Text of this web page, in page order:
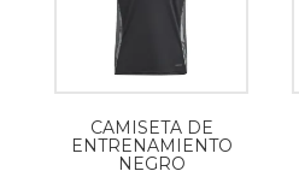
CAMISETA DE
ENTRENAMIENTO
NEGRO